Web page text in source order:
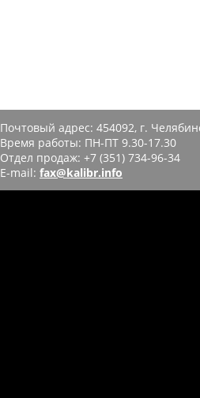
Почтовый адрес: 454092, г.
Время работы: ПН-ПТ 9.30-17.30
Отдел продаж: +7 (351) 734-96-34
E-mail: fax@kalibr.info